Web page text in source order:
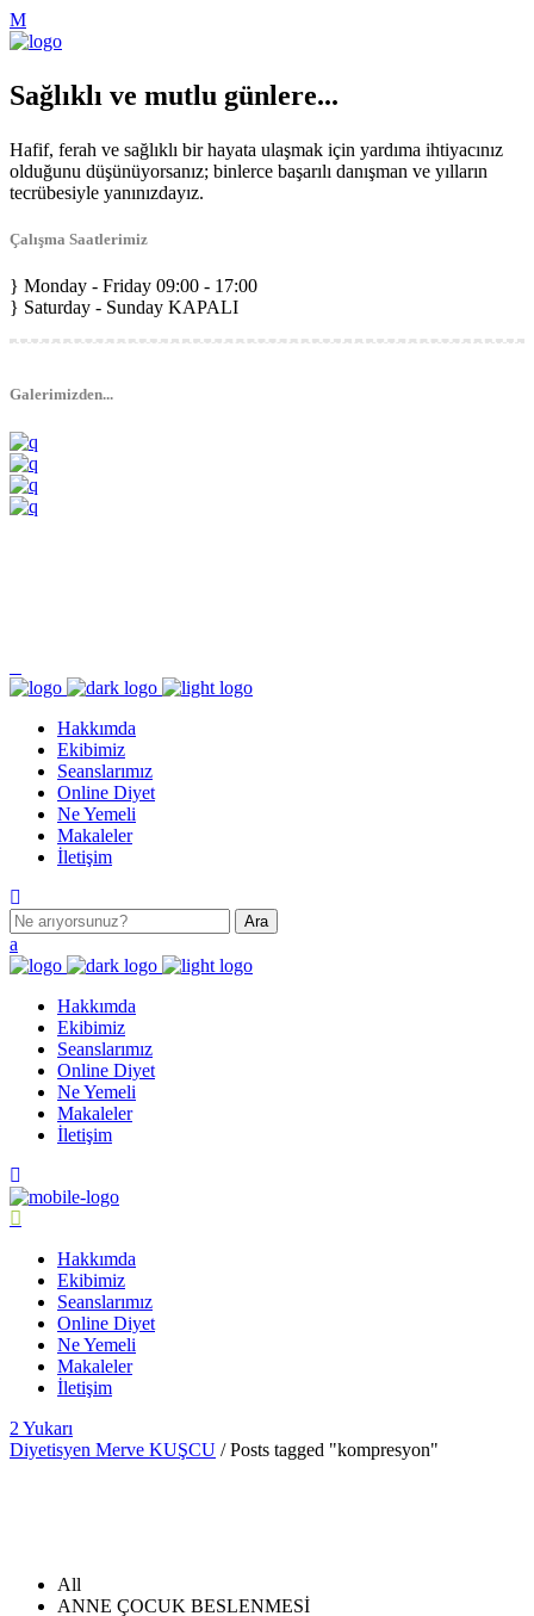
Sağlıklı ve mutlu günlere...
Hafif, ferah ve sağlıklı bir hayata ulaşmak için yardıma ihtiyacınız
olduğunu düşünüyorsanız; binlerce başarılı danışman ve yılların
tecrübesiyle yanınızdayız.
Çalışma Saatlerimiz
Monday - Friday 09:00 - 17:00
Saturday - Sunday KAPALI
Galerimizden...
Hakkımda
Ekibimiz
Seanslarımız
Online Diyet
Ne Yemeli
Makaleler
İletişim
Hakkımda
Ekibimiz
Seanslarımız
Online Diyet
Ne Yemeli
Makaleler
İletişim
Hakkımda
Ekibimiz
Seanslarımız
Online Diyet
Ne Yemeli
Makaleler
İletişim
Yukarı
Diyetisyen Merve KUŞCU /Posts tagged "kompresyon"
All
ANNE ÇOCUK BESLENMESİ